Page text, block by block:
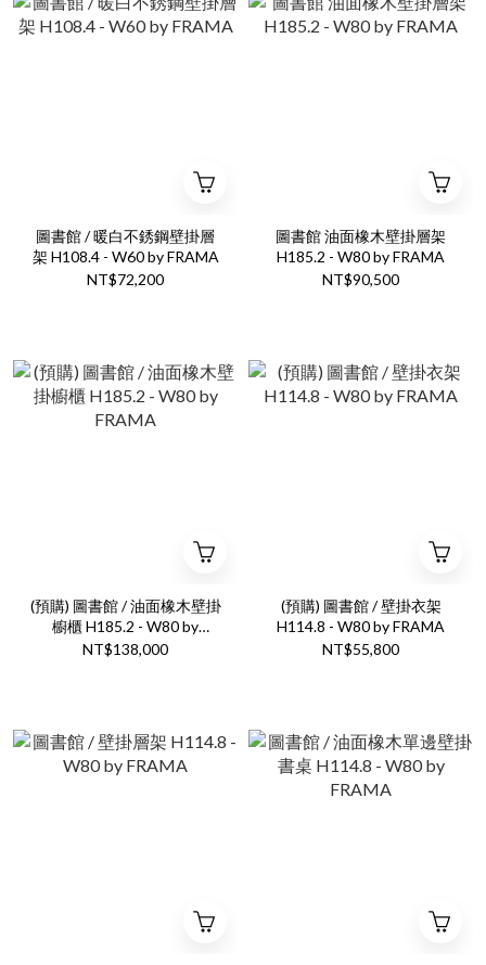
圖書館 / 暖白不銹鋼壁掛層
架 H108.4 - W60 by FRAMA
NT$72,200
圖書館 油面橡木壁掛層架
H185.2 - W80 by FRAMA
NT$90,500
(預購) 圖書館 / 油面橡木壁掛
櫥櫃 H185.2 - W80 by
FRAMA
NT$138,000
(預購) 圖書館 / 壁掛衣架
H114.8 - W80 by FRAMA
NT$55,800